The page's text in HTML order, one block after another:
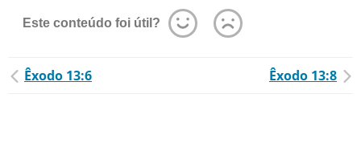
Este conteúdo foi útil?
Êxodo 13:6 Êxodo 13:8